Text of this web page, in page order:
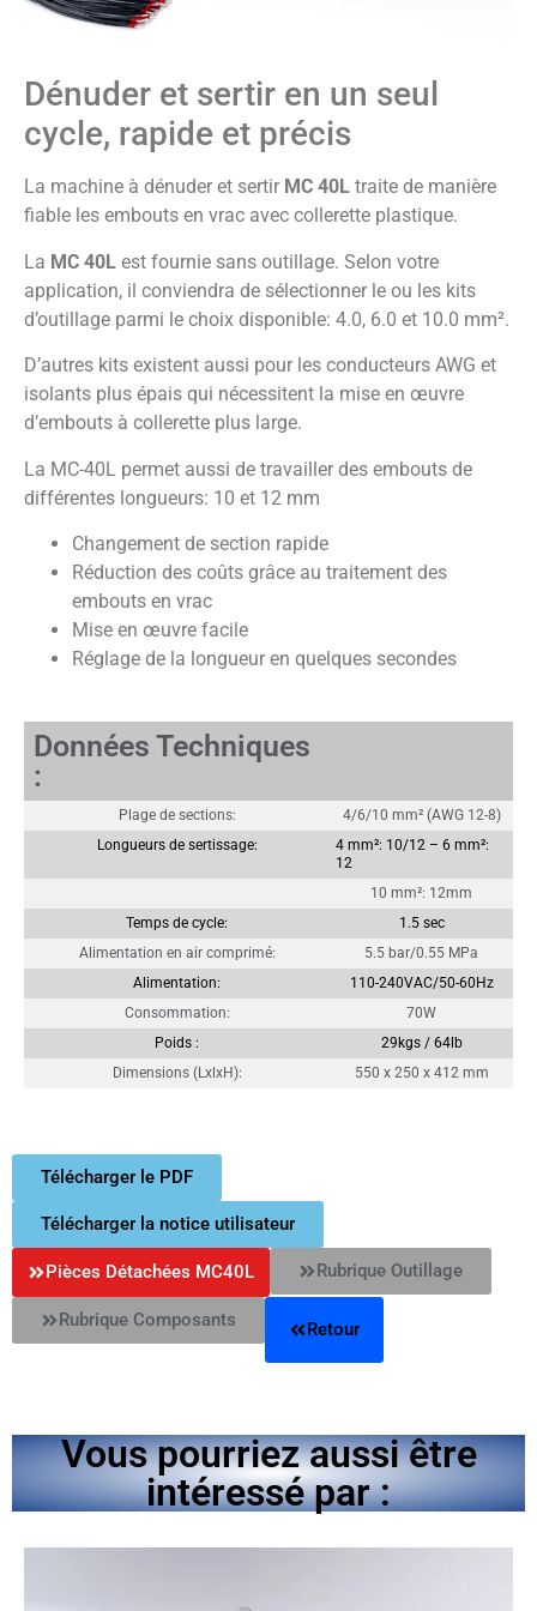
Dénuder et sertir en un seul
cycle, rapide et précis
La machine à dénuder et sertir MC 40L traite de manière
fiable les embouts en vrac avec collerette plastique.
La MC 40L est fournie sans outillage. Selon votre
application, il conviendra de sélectionner le ou les kits
d’outillage parmi le choix disponible: 4.0, 6.0 et 10.0 mm².
D’autres kits existent aussi pour les conducteurs AWG et
isolants plus épais qui nécessitent la mise en œuvre
d’embouts à collerette plus large.
La MC-40L permet aussi de travailler des embouts de
différentes longueurs: 10 et 12 mm
Changement de section rapide
Réduction des coûts grâce au traitement des
embouts en vrac
Mise en œuvre facile
Réglage de la longueur en quelques secondes
Données Techniques
:
Plage de sections:
4/6/10 mm² (AWG 12-8)
Longueurs de sertissage:
4 mm²: 10/12 – 6 mm²:
12
10 mm²: 12mm
Temps de cycle:
1.5 sec
Alimentation en air comprimé:
5.5 bar/0.55 MPa
Alimentation:
110-240VAC/50-60Hz
Consommation:
70W
Poids :
29kgs / 64lb
Dimensions (LxlxH):
550 x 250 x 412 mm
Télécharger le PDF
Télécharger la notice utilisateur
Pièces Détachées MC40L Rubrique Outillage
Rubrique Composants Retour
Vous pourriez aussi être
intéressé par :